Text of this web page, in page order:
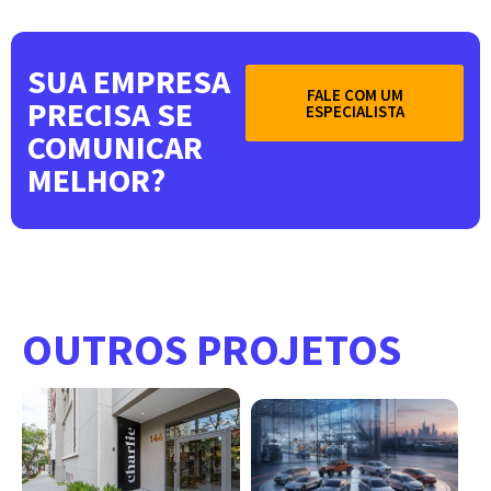
SUA EMPRESA
PRECISA SE
COMUNICAR
MELHOR?
FALE COM UM
ESPECIALISTA
OUTROS PROJETOS